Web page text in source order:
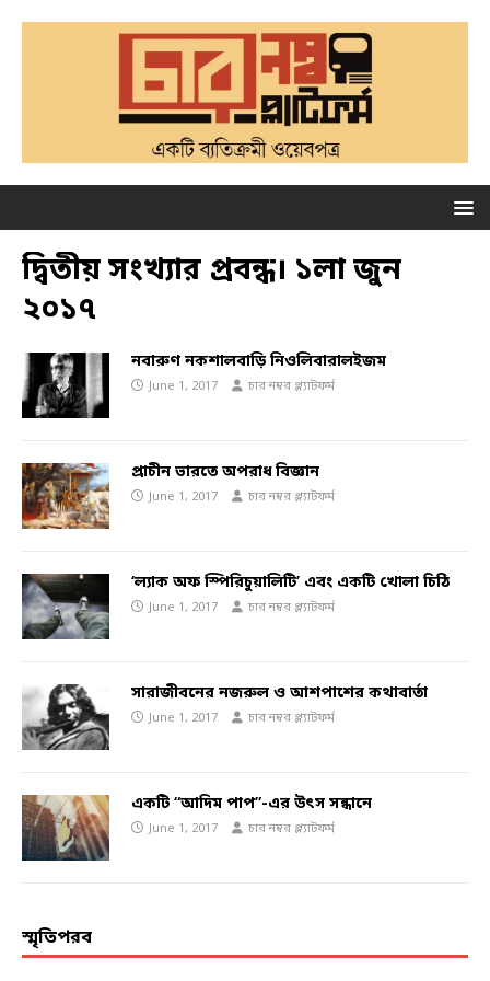
দ্বিতীয় সংখ্যার প্রবন্ধ। ১লা জুন
২০১৭
নবারুণ নকশালবাড়ি নিওলিবারালইজম
June 1, 2017 চার নম্বর প্ল্যাটফর্ম
প্রাচীন ভারতে অপরাধ বিজ্ঞান
June 1, 2017 চার নম্বর প্ল্যাটফর্ম
‘ল্যাক অফ স্পিরিচুয়ালিটি’ এবং একটি খোলা চিঠি
June 1, 2017 চার নম্বর প্ল্যাটফর্ম
সারাজীবনের নজরুল ও আশপাশের কথাবার্তা
June 1, 2017 চার নম্বর প্ল্যাটফর্ম
একটি “আদিম পাপ”-এর উৎস সন্ধানে
June 1, 2017 চার নম্বর প্ল্যাটফর্ম
স্মৃতিপরব